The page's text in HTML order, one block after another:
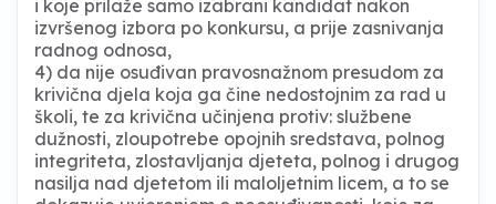
i koje prilaže samo izabrani kandidat nakon
izvršenog izbora po konkursu, a prije zasnivanja
radnog odnosa,
4) da nije osuđivan pravosnažnom presudom za
krivična djela koja ga čine nedostojnim za rad u
školi, te za krivična učinjena protiv: službene
dužnosti, zloupotrebe opojnih sredstava, polnog
integriteta, zlostavljanja djeteta, polnog i drugog
nasilja nad djetetom ili maloljetnim licem, a to se